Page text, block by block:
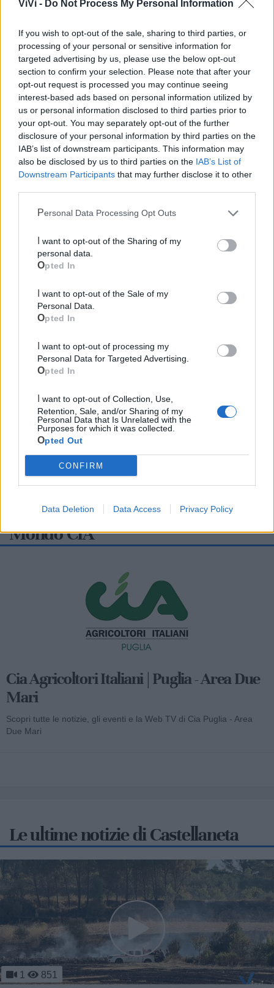
ViVi - Do Not Process My Personal Information
If you wish to opt-out of the sale, sharing to third parties, or
processing of your personal or sensitive information for
targeted advertising by us, please use the below opt-out
section to confirm your selection. Please note that after your
opt-out request is processed you may continue seeing
interest-based ads based on personal information utilized by
us or personal information disclosed to third parties prior to
your opt-out. You may separately opt-out of the further
disclosure of your personal information by third parties on the
IAB’s list of downstream participants. This information may
also be disclosed by us to third parties on the IAB’s List of
Downstream Participants that may further disclose it to other
Personal Data Processing Opt Outs
personal data.
Opted In
Personal Data.
Opted In
Personal Data for Targeted Advertising.
Opted In
Retention, Sale, and/or Sharing of my
Personal Data that Is Unrelated with the
Purposes for which it was collected.
Opted Out
CONFIRM
Data Deletion Data Access Privacy Policy
Cimitero
Ufficio Postale
Guardia Medica
Canile
Polizia Locale
Mondo CIA
Cia Agricoltori Italiani | Puglia - Area Due
Mari
Scopri tutte le notizie, gli eventi e la Web TV di Cia Puglia - Area
Due Mari
Le ultime notizie di Castellaneta
958